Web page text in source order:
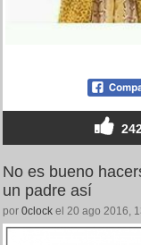
No es bueno
un padre así
por 0clock el 20 ago 2016,